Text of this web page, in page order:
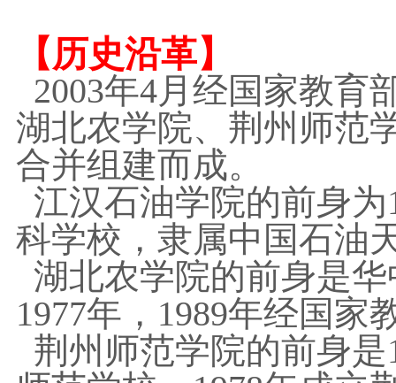
【历史沿革】
2003年4月经国家教育
湖北农学院、荆州师范
合并组建而成。
江汉石油学院的前身
科学校，隶属中国石油
湖北农学院的前身是
1977年，1989年经国家
荆州师范学院的前身